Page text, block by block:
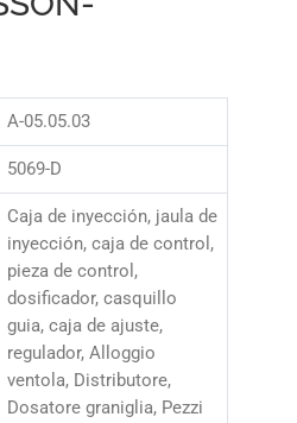
A-05.05.03
5069-D
Caja de inyección, jaula de
inyección, caja de control,
pieza de control,
dosificador, casquillo
guia, caja de ajuste,
regulador, Alloggio
ventola, Distributore,
Dosatore graniglia, Pezzi